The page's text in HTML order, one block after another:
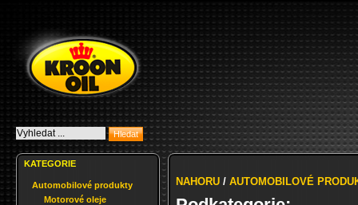
KATEGORIE
Automobilové produkty
Motorové oleje
NAHORU / AUTOMOBILOVÉ